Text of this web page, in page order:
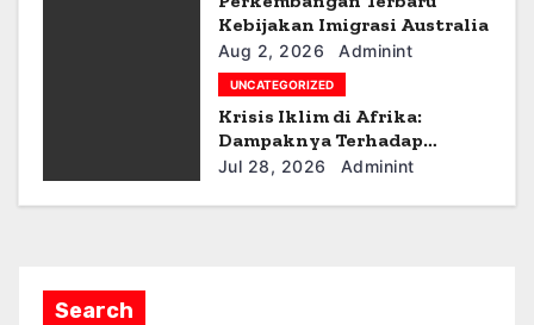
Kebijakan Imigrasi Australia
Aug 2, 2026 Adminint
UNCATEGORIZED
Krisis Iklim di Afrika:
Dampaknya Terhadap
Ekonomi dan Masyarakat
Jul 28, 2026 Adminint
Search